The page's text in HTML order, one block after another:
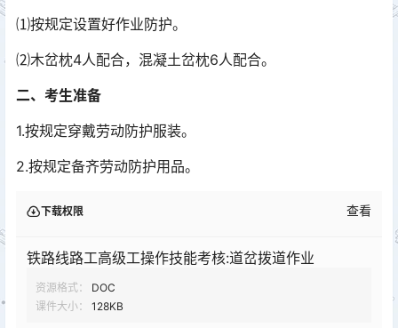
⑴按规定设置好作业防护。
⑵木岔枕4人配合，混凝土岔枕6人配合。
二、考生准备
1.按规定穿戴劳动防护服装。
2.按规定备齐劳动防护用品。
下载权限 查看
铁路线路工高级工操作技能考核:道岔拨道作业
资源格式：
DOC
课件大小：
128KB